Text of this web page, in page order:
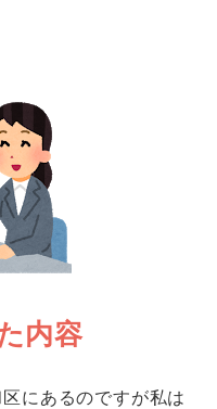
内容
にあるのですが私は